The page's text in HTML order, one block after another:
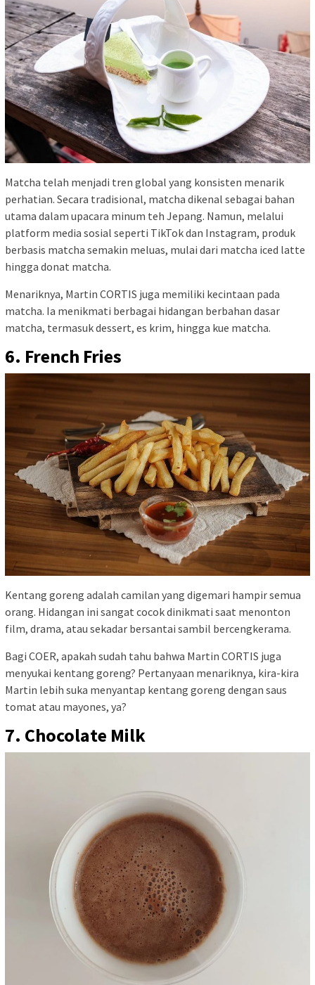
Matcha telah menjadi tren global yang konsisten menarik
perhatian. Secara tradisional, matcha dikenal sebagai bahan
utama dalam upacara minum teh Jepang. Namun, melalui
platform media sosial seperti TikTok dan Instagram, produk
berbasis matcha semakin meluas, mulai dari matcha iced latte
hingga donat matcha.
Menariknya, Martin CORTIS juga memiliki kecintaan pada
matcha. Ia menikmati berbagai hidangan berbahan dasar
matcha, termasuk dessert, es krim, hingga kue matcha.
6. French Fries
Kentang goreng adalah camilan yang digemari hampir semua
orang. Hidangan ini sangat cocok dinikmati saat menonton
film, drama, atau sekadar bersantai sambil bercengkerama.
Bagi COER, apakah sudah tahu bahwa Martin CORTIS juga
menyukai kentang goreng? Pertanyaan menariknya, kira-kira
Martin lebih suka menyantap kentang goreng dengan saus
tomat atau mayones, ya?
7. Chocolate Milk